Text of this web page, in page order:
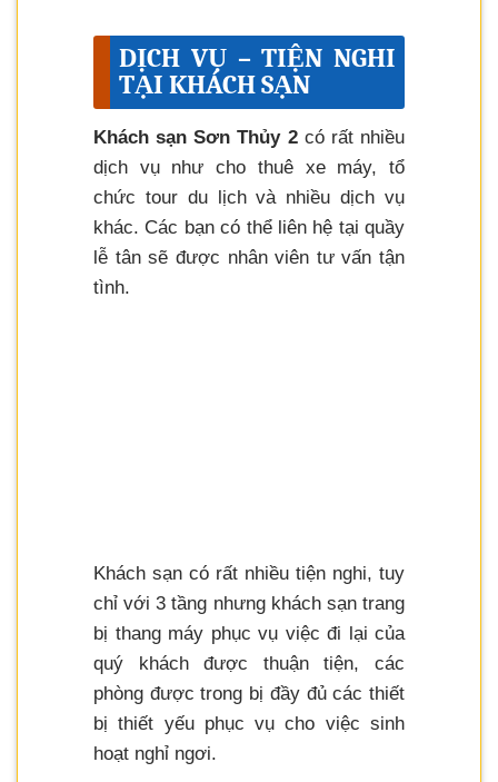
DỊCH VỤ – TIỆN NGHI
TẠI KHÁCH SẠN
Khách sạn Sơn Thủy 2có rất nhiều
dịch vụ như cho thuê xe máy, tổ
chức tour du lịch và nhiều dịch vụ
khác. Các bạn có thể liên hệ tại quầy
lễ tân sẽ được nhân viên tư vấn tận
tình.
Khách sạn có rất nhiều tiện nghi, tuy
chỉ với 3 tầng nhưng khách sạn trang
bị thang máy phục vụ việc đi lại của
quý khách được thuận tiện, các
phòng được trong bị đầy đủ các thiết
bị thiết yếu phục vụ cho việc sinh
hoạt nghỉ ngơi.